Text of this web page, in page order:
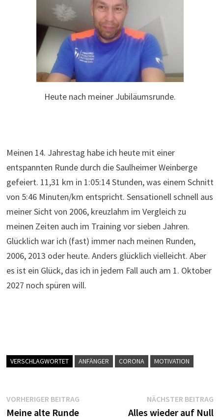
Heute nach meiner Jubiläumsrunde.
Meinen 14. Jahrestag habe ich heute mit einer
entspannten Runde durch die Saulheimer Weinberge
gefeiert. 11,31 km in 1:05:14 Stunden, was einem Schnitt
von 5:46 Minuten/km entspricht. Sensationell schnell aus
meiner Sicht von 2006, kreuzlahm im Vergleich zu
meinen Zeiten auch im Training vor sieben Jahren.
Glücklich war ich (fast) immer nach meinen Runden,
2006, 2013 oder heute. Anders glücklich vielleicht. Aber
es ist ein Glück, das ich in jedem Fall auch am 1. Oktober
2027 noch spüren will.
VERSCHLAGWORTET ANFÄNGER CORONA MOTIVATION
Beitragsnavigation
VORHERIGER BEITRAGVorheriger
Beitrag:
Meine alte Runde
NÄCHSTER BEITRAG
Alles wieder auf Null